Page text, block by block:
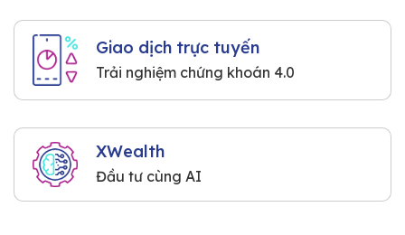
Giao dịch trực tuyến
Trải nghiệm chứng khoán 4.0
XWealth
Đầu tư cùng AI